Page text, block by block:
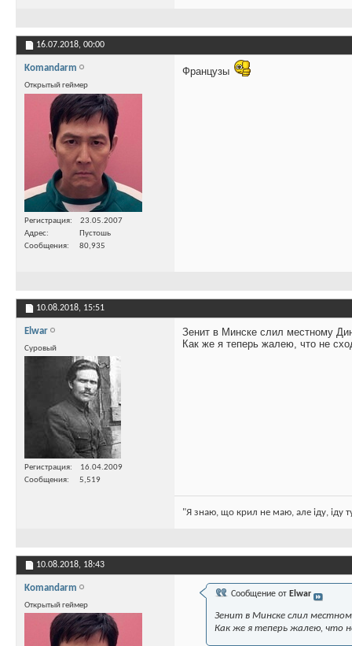
16.07.2018, 00:00
Komandarm
Открытый геймер
Регистрация
23.05.2007
Адрес
Пустошь
Сообщения
80,935
Французы
10.08.2018, 15:51
Elwar
Суровый
Регистрация
16.04.2009
Сообщения
5,519
Зенит в Минске слил местному
Как же я теперь жалею, что не
"Я знаю, що крил не маю, але іду, іду
10.08.2018, 18:43
Komandarm
Открытый геймер
Сообщение от Elwar
Зенит в Минске слил
Как же я теперь жалею, что